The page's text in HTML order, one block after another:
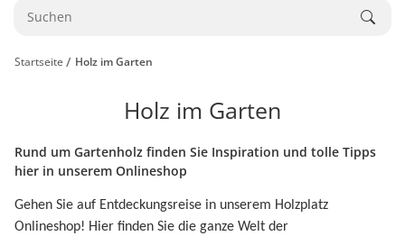
Startseite Holz im Garten
Holz im Garten
Rund um Gartenholz finden Sie Inspiration und tolle Tipps
hier in unserem Onlineshop
Gehen Sie auf Entdeckungsreise in unserem Holzplatz
Onlineshop! Hier finden Sie die ganze Welt der